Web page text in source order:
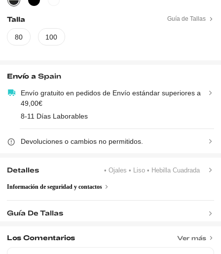
Talla Guía de Tallas
80 100
Envío aSpain
Envío gratuito en pedidos de Envío estándar superiores a
49,00€
8-11 Días Laborables
Devoluciones o cambios no permitidos.
Detalles • Ojales• Liso• Hebilla Cuadrada
Información de seguridad y contactos
Guía De Tallas
Los Comentarios Ver más